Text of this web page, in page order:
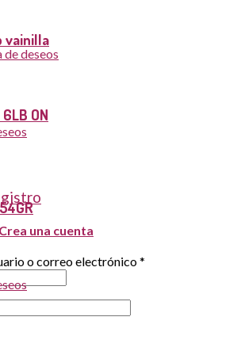
de deseos
ON
Crea una cuenta
o correo electrónico*
vainilla